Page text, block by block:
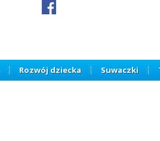
Rozwój dziecka Suwaczki